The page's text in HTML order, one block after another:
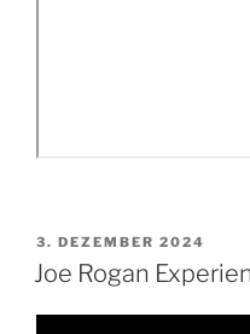
VERÖFFENTLICHT
AM
3. DEZEMBER 2024
Joe Rogan